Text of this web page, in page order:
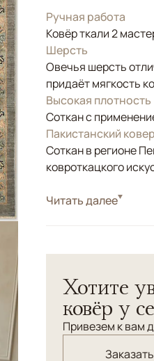
Ручная работа
Ковёр ткали 2
Шерсть
Овечья шерсть
придаёт мягкость
Высокая плотность
Соткан с
Пакистанский ковер
Соткан в регионе
ковроткацкого
СтильКлассические
Читать далее
Хотите
ковёр у
Привезем к вам